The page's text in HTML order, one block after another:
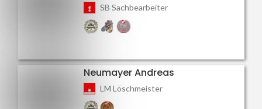
SB Sachbearbeiter
Neumayer Andreas
LM Löschmeister